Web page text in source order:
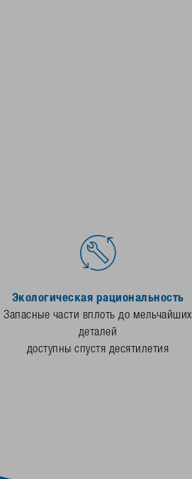
Экологическая рациональность
Запасные части вплоть до мельчайших
деталей
доступны спустя десятилетия